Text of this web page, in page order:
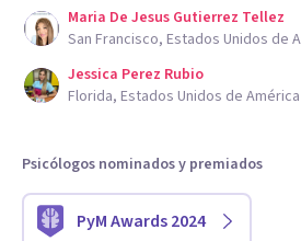
Maria De Jesus Gutierrez Tellez
San Francisco, Estados Unidos de
Jessica Perez Rubio
Florida, Estados Unidos de América
Psicólogos nominados y premiados
PyM Awards 2024